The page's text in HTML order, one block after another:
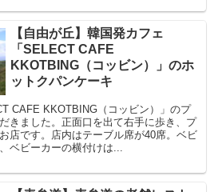
【自由が丘】韓国発カフェ
「SELECT CAFE
KKOTBING（コッビン）」のホ
ットクパンケーキ
CAFE KKOTBING（コッビン）」のプ
きました。正面口を出て右手に歩き、プ
店です。店内はテーブル席が40席。ベビ
ベビーカーの横付けは...